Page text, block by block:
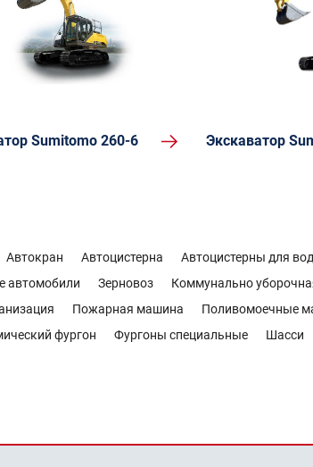
Sumitomo 260-6 Экскаватор
Автокран Автоцистерна Автоцистерны для
автомобили Зерновоз
Коммунально
Пожарная машина
Поливомоечные
фургон Фургоны специальные Шасси